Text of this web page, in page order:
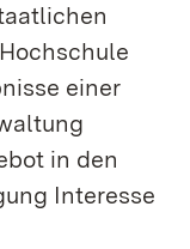
einer
in den
Interesse